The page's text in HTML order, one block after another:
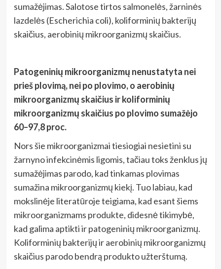
sumažėjimas. Salotose tirtos salmonelės, žarninės
lazdelės (Escherichia coli), koliforminių bakterijų
skaičius, aerobinių mikroorganizmų skaičius.
Patogeninių mikroorganizmų nenustatyta nei
prieš plovimą, nei po plovimo, o aerobinių
mikroorganizmų skaičius ir koliforminių
mikroorganizmų skaičius po plovimo sumažėjo
60–97,8 proc.
Nors šie mikroorganizmai tiesiogiai nesietini su
žarnyno infekcinėmis ligomis, tačiau toks ženklus jų
sumažėjimas parodo, kad tinkamas plovimas
sumažina mikroorganizmų kiekį. Tuo labiau, kad
mokslinėje literatūroje teigiama, kad esant šiems
mikroorganizmams produkte, didesnė tikimybė,
kad galima aptikti ir patogeninių mikroorganizmų.
Koliforminių bakterijų ir aerobinių mikroorganizmų
skaičius parodo bendrą produkto užterštumą.